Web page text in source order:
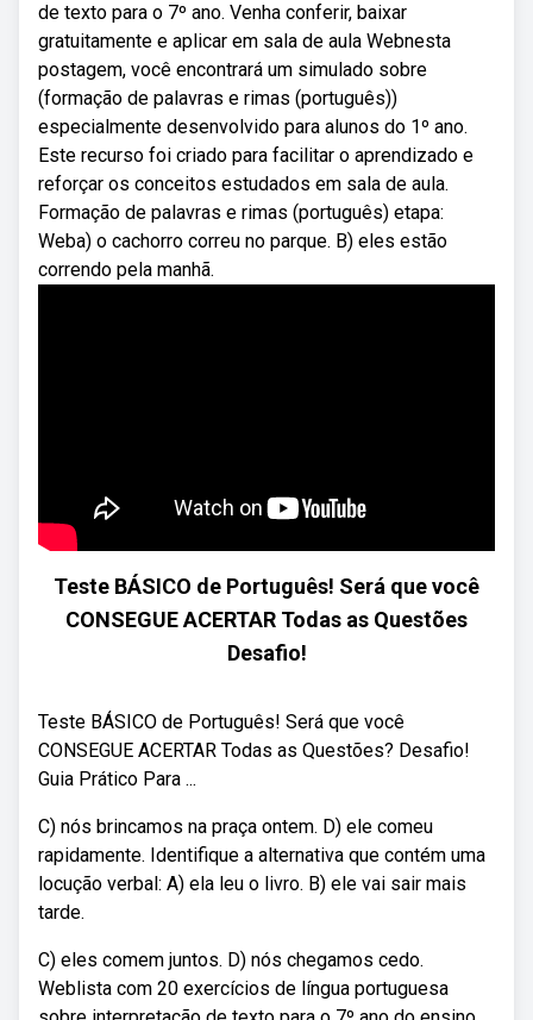
de texto para o 7º ano. Venha conferir, baixar
gratuitamente e aplicar em sala de aula Webnesta
postagem, você encontrará um simulado sobre
(formação de palavras e rimas (português))
especialmente desenvolvido para alunos do 1º ano.
Este recurso foi criado para facilitar o aprendizado e
reforçar os conceitos estudados em sala de aula.
Formação de palavras e rimas (português) etapa:
Weba) o cachorro correu no parque. B) eles estão
correndo pela manhã.
Teste BÁSICO de Português! Será que você
CONSEGUE ACERTAR Todas as Questões
Desafio!
Teste BÁSICO de Português! Será que você
CONSEGUE ACERTAR Todas as Questões? Desafio! ‍
Guia Prático Para ...
C) nós brincamos na praça ontem. D) ele comeu
rapidamente. Identifique a alternativa que contém uma
locução verbal: A) ela leu o livro. B) ele vai sair mais
tarde.
C) eles comem juntos. D) nós chegamos cedo.
Weblista com 20 exercícios de língua portuguesa